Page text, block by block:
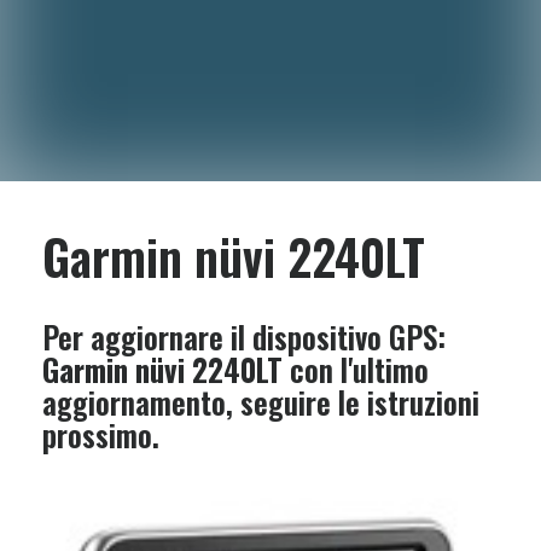
Garmin nüvi 2240LT
Per aggiornare il dispositivo GPS:
Garmin nüvi 2240LTcon l'ultimo
aggiornamento, seguire le istruzioni
prossimo.